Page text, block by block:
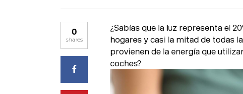
¿Sabías que la luz representa el
hogares y casi la mitad de todas
provienen de la energía que
coches?
0
shares